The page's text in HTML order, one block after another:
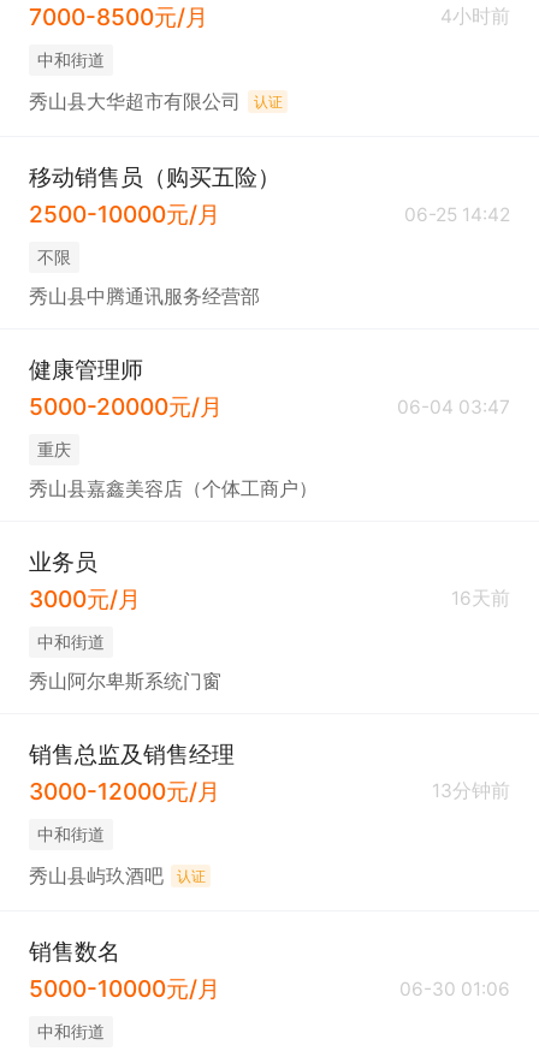
7000-8500元/月
4小时前
中和街道
秀山县大华超市有限公司 认证
移动销售员（购买五险）
2500-10000元/月
06-25 14:42
不限
秀山县中腾通讯服务经营部
健康管理师
5000-20000元/月
06-04 03:47
重庆
秀山县嘉鑫美容店（个体工商户）
业务员
3000元/月
16天前
中和街道
秀山阿尔卑斯系统门窗
销售总监及销售经理
3000-12000元/月
13分钟前
中和街道
秀山县屿玖酒吧 认证
销售数名
5000-10000元/月
06-30 01:06
中和街道